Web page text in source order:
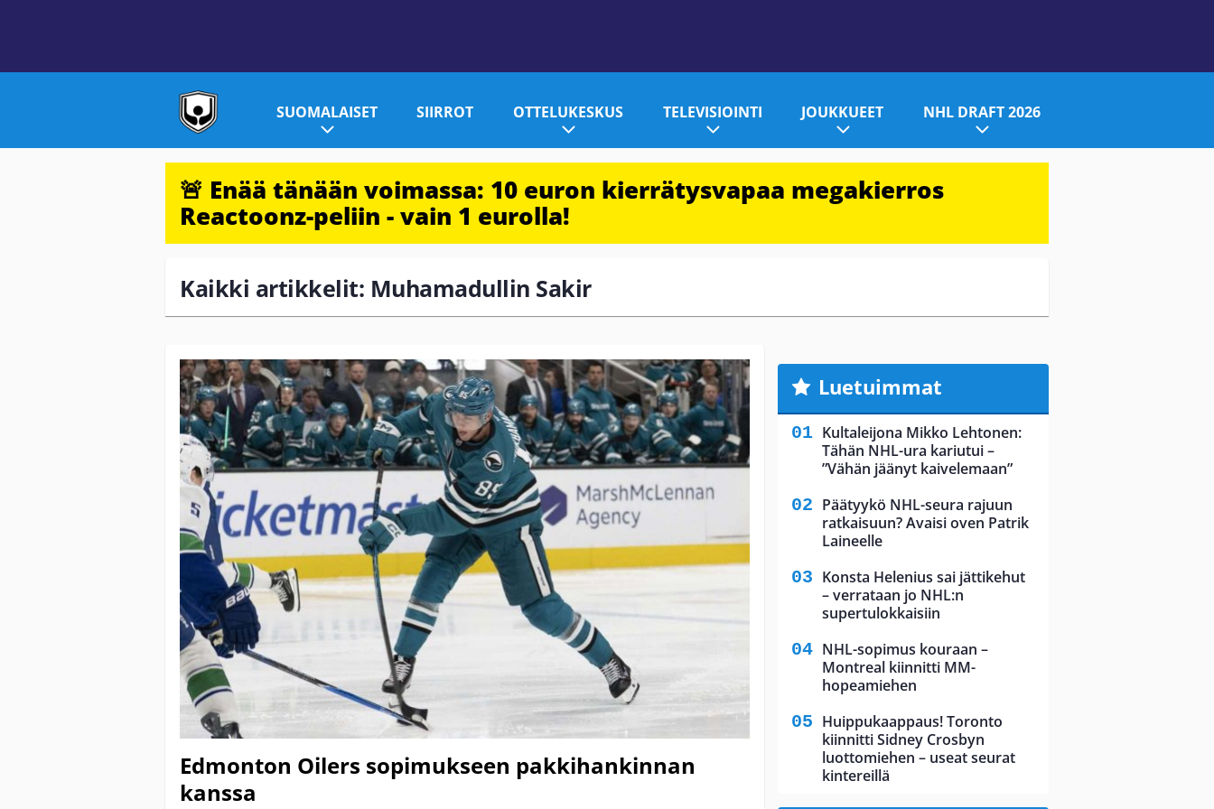
SUOMALAISET SIIRROT OTTELUKESKUS TELEVISIOINTI JOUKKUEET NHL DRAFT 2026
🚨 Enää tänään voimassa: 10 euron kierrätysvapaa megakierros
Reactoonz-peliin - vain 1 eurolla!
Kaikki artikkelit: Muhamadullin Sakir
Edmonton Oilers sopimukseen pakkihankinnan
kanssa
Luetuimmat
Kultaleijona Mikko Lehtonen:
Tähän NHL-ura kariutui –
”Vähän jäänyt kaivelemaan”
Päätyykö NHL-seura rajuun
ratkaisuun? Avaisi oven Patrik
Laineelle
Konsta Helenius sai jättikehut
– verrataan jo NHL:n
supertulokkaisiin
NHL-sopimus kouraan –
Montreal kiinnitti MM-
hopeamiehen
Huippukaappaus! Toronto
kiinnitti Sidney Crosbyn
luottomiehen – useat seurat
kintereillä